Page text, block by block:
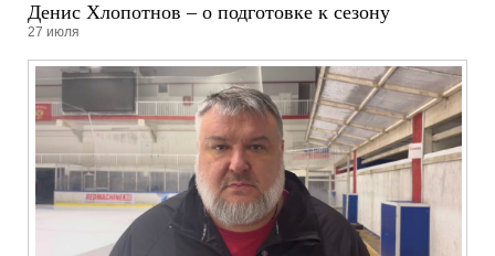
Денис Хлопотнов – о подготовке к сезону
27 июля